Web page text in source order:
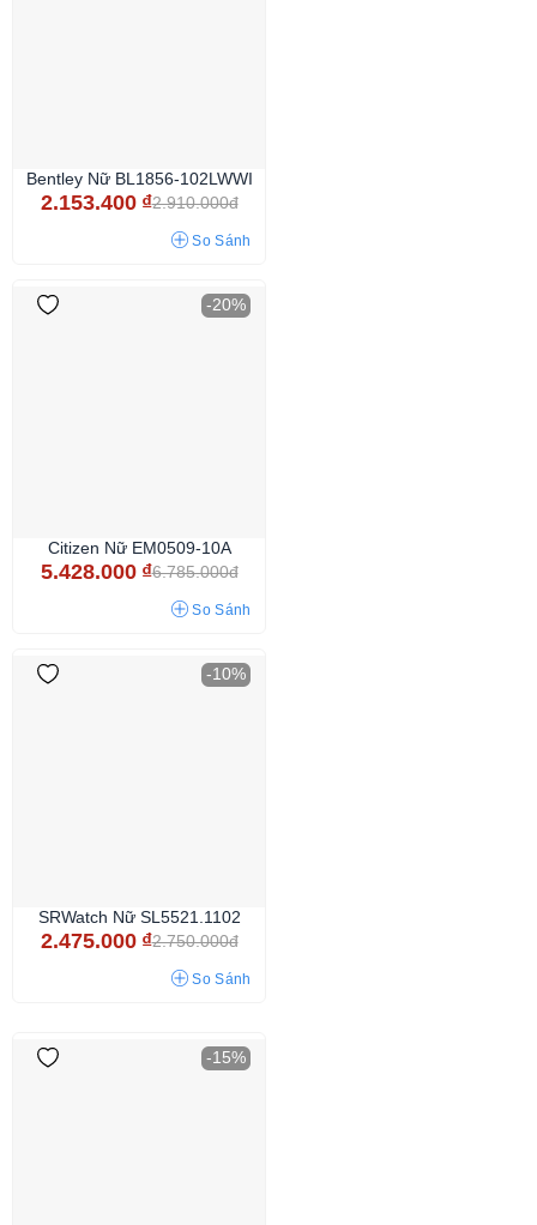
Bentley Nữ BL1856-102LWWI
2.153.400 ₫2.910.000đ
So Sánh
-20%
Citizen Nữ EM0509-10A
5.428.000 ₫6.785.000đ
So Sánh
-10%
SRWatch Nữ SL5521.1102
2.475.000 ₫2.750.000đ
So Sánh
-15%